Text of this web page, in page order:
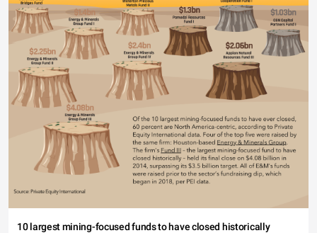
10 largest mining-focused funds to have closed historically